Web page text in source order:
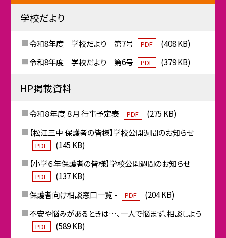
学校だより
令和8年度 学校だより 第7号 PDF
(408 KB)
令和8年度 学校だより 第6号
PDF (379 KB)
HP掲載資料
令和８年度 ８月 行事予定表 PDF
(275 KB)
【松江三中 保護者の皆様】学校公開週間のお知らせ
PDF
(145 KB)
【小学６年保護者の皆様】学校公開週間のお知らせ
PDF
(137 KB)
保護者向け相談窓口一覧 -
PDF
(204 KB)
不安や悩みがあるときは…、一人で悩まず、相談しよう
PDF
(589 KB)